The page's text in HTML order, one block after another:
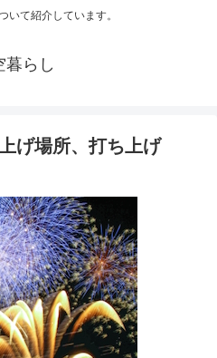
いて紹介しています。
暮らし
げ場所、打ち上げ